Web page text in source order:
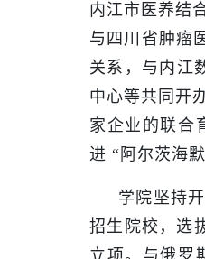
内江市医养结
与四川省肿瘤
关系，与内江
中心等共同开
家企业的联合
进 “阿尔茨海
学院坚持
招生院校，选
立项。与俄罗